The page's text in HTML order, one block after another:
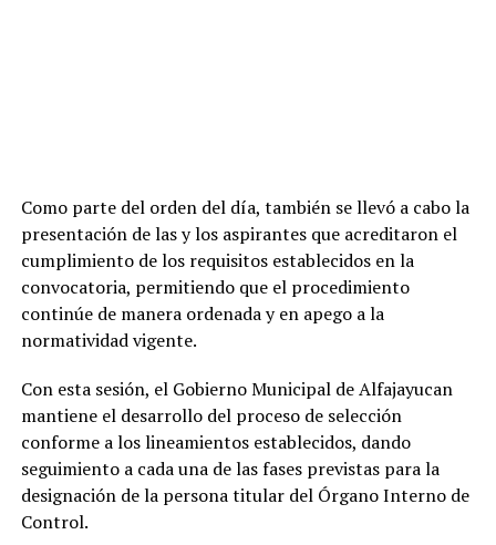
Como parte del orden del día, también se llevó a cabo la
presentación de las y los aspirantes que acreditaron el
cumplimiento de los requisitos establecidos en la
convocatoria, permitiendo que el procedimiento
continúe de manera ordenada y en apego a la
normatividad vigente.
Con esta sesión, el Gobierno Municipal de Alfajayucan
mantiene el desarrollo del proceso de selección
conforme a los lineamientos establecidos, dando
seguimiento a cada una de las fases previstas para la
designación de la persona titular del Órgano Interno de
Control.